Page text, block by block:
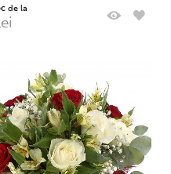
de la